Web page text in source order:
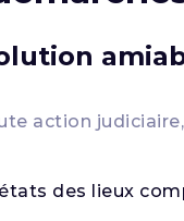
action
des lieux